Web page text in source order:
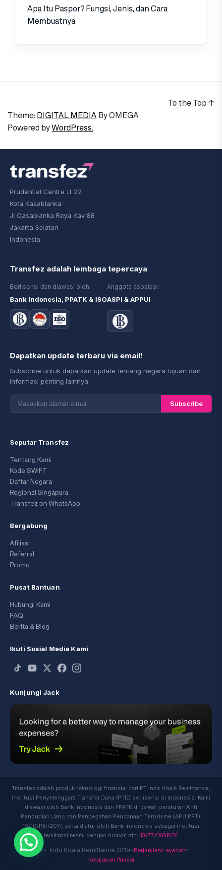
Apa Itu Paspor? Fungsi, Jenis, dan Cara
Membuatnya
Theme: DIGITAL MEDIAByOMEGA
Powered byWordPress.
To the Top ↑
Prudential Centre Lt 22
Kota Kasablanka
Jl Casablanka Raya Kav 88
Jakarta Selatan
Indonesia
Transfez adalah lembaga tepercaya
Berlisensi dan diawasi oleh:
Bank Indonesia, PPATK & ISO
Anggota asosiasi:
ASPI & APPUI
Dapatkan update terbaru via email!
Subscribe untuk dapatkan update tentang negara tujuan dan
informasi penting lainnya.
Subscribe
Seputar Transfez
Tentang Kami
Kode SWIFT
Daftar Negara
Regional Singapura
Transfez on WhatsApp
Bergabung
Afiliasi
Referral
Promo
Pusat Bantuan
Hubungi Kami
FAQ
Berita & Blog
Ikuti Sosial Media Kami
Kunjungi Jack
Transfez adalah produk teknologi finansial dari PT Indo Koala Remittance,
institusi Penyelenggara Transfer Dana (PTD) berlisensi di Indonesia. Kami
diawasi oleh Bank Indonesia dan PPATK di bawah peraturan Anti
Pencucian Uang dan Pencegahan Pendanaan Terorisme (APU PPT):
19/10/PBI/2017, serta diatur oleh Bank Indonesia sebagai institusi
remitansi resmi dengan nomor izin: 13/77/DASP/30.
© PT Indo Koala Remittance 2019•Perjanjian Layanan•
Kebijakan Privasi